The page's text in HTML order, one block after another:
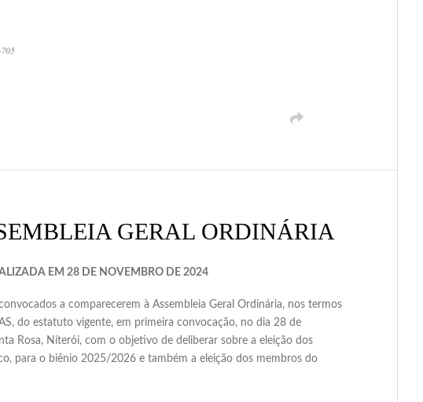
GERAL ORDINÁRIA
EM 28 DE NOVEMBRO DE 2024
a comparecerem à Assembleia Geral Ordinária, nos termos
do estatuto vigente, em primeira convocação, no dia 28 de
Rosa, Niterói, com o objetivo de deliberar sobre a eleição dos
para o biênio 2025/2026 e também a eleição dos membros do